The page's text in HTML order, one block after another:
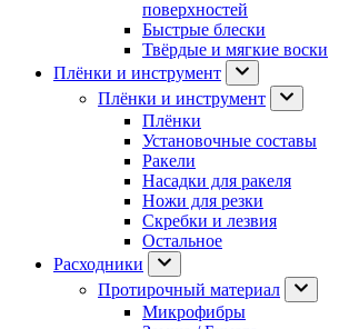
поверхностей
Быстрые блески
Твёрдые и мягкие воски
Плёнки и инструмент
Плёнки и инструмент
Плёнки
Установочные составы
Ракели
Насадки для ракеля
Ножи для резки
Скребки и лезвия
Остальное
Расходники
Протирочный материал
Микрофибры